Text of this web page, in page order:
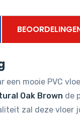
een mooie PVC
Oak Brown de
zal deze